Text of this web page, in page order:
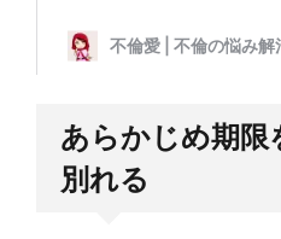
あらかじめ期限
別れる